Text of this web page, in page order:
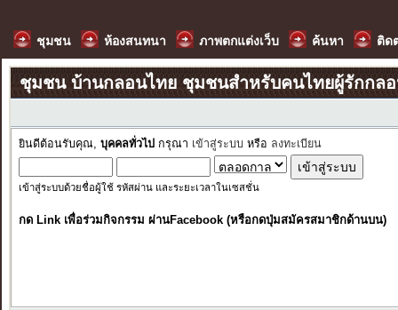
ชุมชน ห้องสนทนา ภาพตกแต่งเว็บ ค้นหา ติด
ชุมชน บ้านกลอนไทย ชุมชนสำหรับคนไทยผู้รักกล
ยินดีต้อนรับคุณ, บุคคลทั่วไป กรุณา เข้าสู่ระบบ หรือ ลงทะเบียน
เข้าสู่ระบบด้วยชื่อผู้ใช้ รหัสผ่าน และระยะเวลาในเซสชั่น
กด Link เพื่อร่วมกิจกรรม ผ่านFacebook (หรือกดปุ่มสมัครสมาชิกด้านบน)